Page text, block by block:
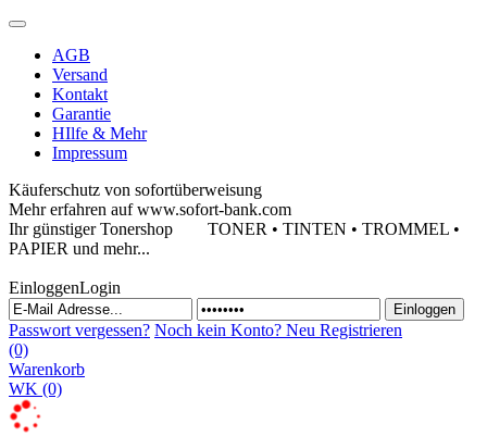
AGB
Versand
Kontakt
Garantie
HIlfe & Mehr
Impressum
Käuferschutz von sofortüberweisung
Mehr erfahren auf www.sofort-bank.com
Ihr günstiger Tonershop TONER • TINTEN • TROMMEL •
PAPIER und mehr...
EinloggenLogin
Passwort vergessen? Noch kein Konto? Neu Registrieren
(0)
Warenkorb
WK (0)